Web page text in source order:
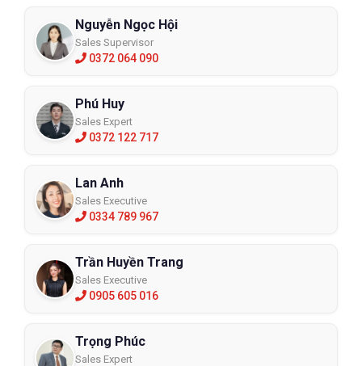
Nguyễn Ngọc Hội
Sales Supervisor
0372 064 090
Phú Huy
Sales Expert
0372 122 717
Lan Anh
Sales Executive
0334 789 967
Trần Huyền Trang
Sales Executive
0905 605 016
Trọng Phúc
Sales Expert